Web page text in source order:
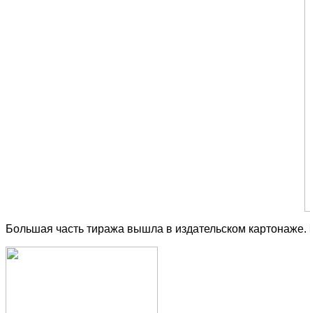
Большая часть тиража вышла в издательском картонаже.